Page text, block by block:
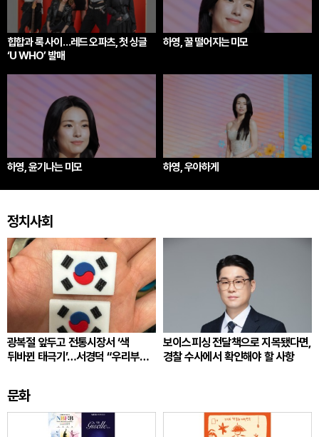
힙합과 록 사이…레드 오파츠, 첫 싱글
‘U WHO’ 발매
하영, 꿀 떨어지는 미모
하영, 윤기나는 미모 하영, 우아하게
정치사회
광복절 앞두고 전통시장서 ‘색
뒤바뀐 태극기’…서경덕 “우리부터
보이스피싱 전달책으로 지목됐다면,
경찰 수사에서 확인해야 할 사항
문화